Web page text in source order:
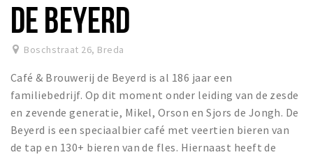
Bezienswaardigheden
Musea, theaters & podia
Uitjes & activiteiten
Toeristische routes
Natuurgebieden
Baroniepoorten
DE BEYERD
Boschstraat 26, Breda
Café & Brouwerij de Beyerd is al 186 jaar een
familiebedrijf. Op dit moment onder leiding van de zesde
en zevende generatie, Mikel, Orson en Sjors de Jongh. De
Beyerd is een speciaalbier café met veertien bieren van
de tap en 130+ bieren van de fles. Hiernaast heeft de